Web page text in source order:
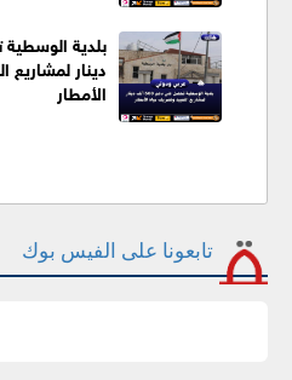
دينار لمشاريع
الأمطار
تابعونا على الفيس بوك